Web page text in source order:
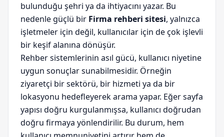
bulunduğu şehri ya da ihtiyacını yazar. Bu
nedenle güçlü bir Firma rehberi sitesi, yalnızca
işletmeler için değil, kullanıcılar için de çok işlevli
bir keşif alanına dönüşür.
Rehber sistemlerinin asıl gücü, kullanıcı niyetine
uygun sonuçlar sunabilmesidir. Örneğin
ziyaretçi bir sektörü, bir hizmeti ya da bir
lokasyonu hedefleyerek arama yapar. Eğer sayfa
yapısı doğru kurgulanmışsa, kullanıcı doğrudan
doğru firmaya yönlendirilir. Bu durum, hem